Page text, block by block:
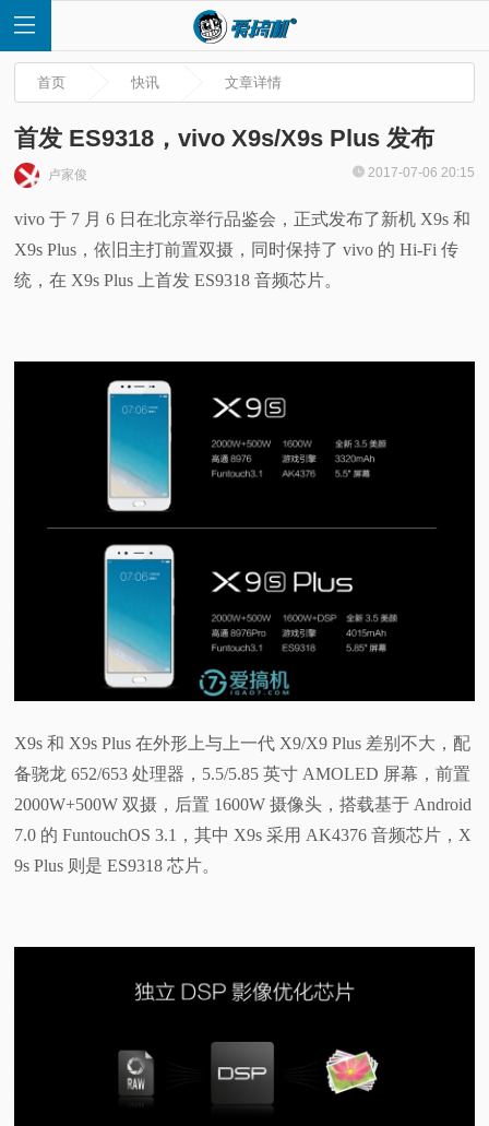
页
讯
体
验
首页 快讯 文章详情
首发 ES9318，vivo X9s/X9s Plus 发布
卢家俊 2017-07-06 20:15
vivo 于 7 月 6 日在北京举行品鉴会，正式发布了新机 X9s 和
X9s Plus，依旧主打前置双摄，同时保持了 vivo 的 Hi-Fi 传
统，在 X9s Plus 上首发 ES9318 音频芯片。
X9s 和 X9s Plus 在外形上与上一代 X9/X9 Plus 差别不大，配
备骁龙 652/653 处理器，5.5/5.85 英寸 AMOLED 屏幕，前置
2000W+500W 双摄，后置 1600W 摄像头，搭载基于 Android
7.0 的 FuntouchOS 3.1，其中 X9s 采用 AK4376 音频芯片，X
9s Plus 则是 ES9318 芯片。